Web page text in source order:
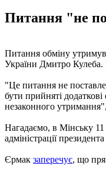
Питання "не
Питання обміну
України Дмитро Кулеба.
"Це питання не
бути прийняті
незаконного
Нагадаємо, в Мінську 11
адміністрації
Єрмак заперечує, що